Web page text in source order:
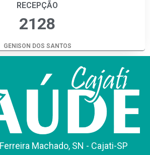
RECEPÇÃO
2128
GENISON DOS SANTOS
Machado, SN - Cajati-SP